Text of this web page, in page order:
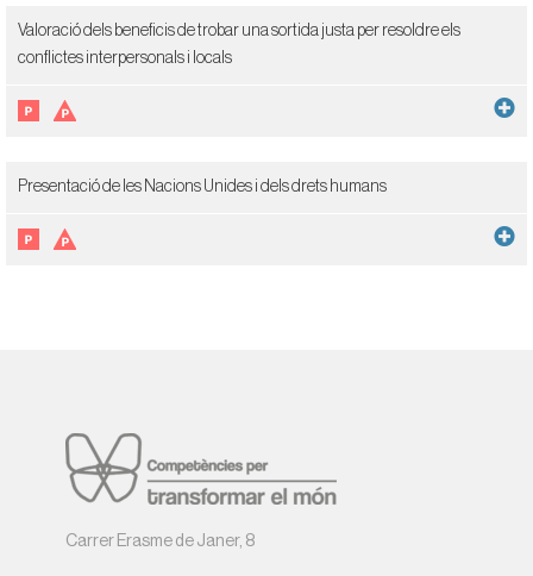
Valoració dels beneficis de trobar una sortida justa per resoldre els
conflictes interpersonals i locals
Presentació de les Nacions Unides i dels drets humans
Carrer Erasme de Janer, 8